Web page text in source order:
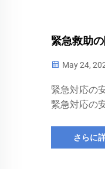
緊急救助
May 24,
緊急対応の
緊急対応の
さらに